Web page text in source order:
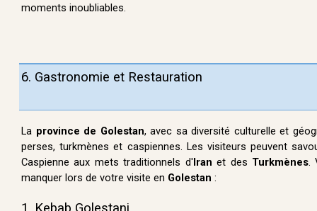
moments inoubliables.
6. Gastronomie et Restauration
La province de Golestan, avec sa diversité culturelle et
perses, turkmènes et caspiennes. Les visiteurs peuvent
Caspienne aux mets traditionnels d' Iran et des Turkmènes.
manquer lors de votre visite en Golestan :